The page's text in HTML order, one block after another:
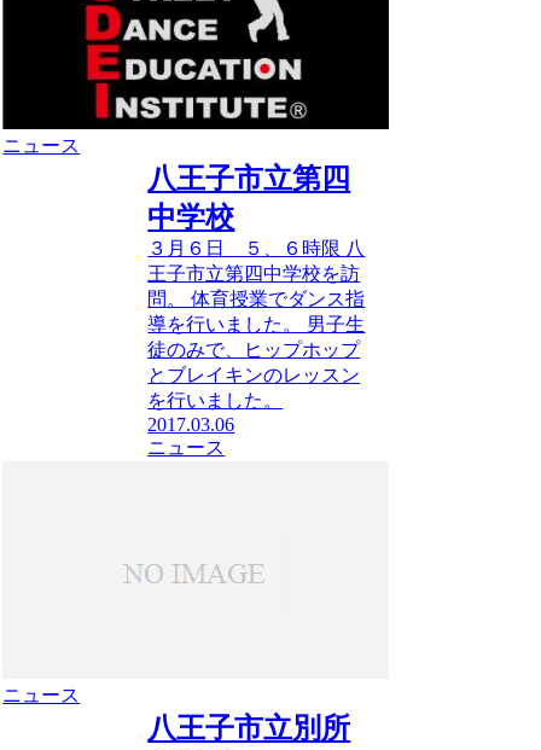
ニュース
八王子市立第四
中学校
３月６日 ５、６時限 八
王子市立第四中学校を訪
問。 体育授業でダンス指
導を行いました。 男子生
徒のみで、ヒップホップ
とブレイキンのレッスン
を行いました。
2017.03.06
ニュース
ニュース
八王子市立別所